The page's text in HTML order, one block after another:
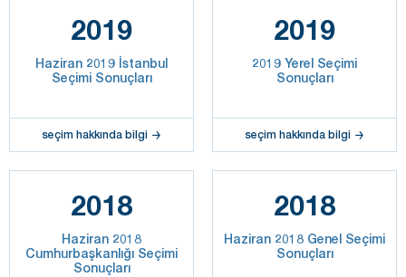
2019
Haziran 2019 İstanbul
Seçimi Sonuçları
seçim hakkında bilgi
2019
2019 Yerel Seçimi
Sonuçları
seçim hakkında bilgi
2018
Haziran 2018
Cumhurbaşkanlığı Seçimi
Sonuçları
2018
Haziran 2018 Genel Seçimi
Sonuçları